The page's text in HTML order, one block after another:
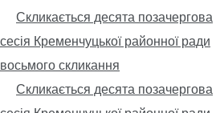
Скликається десята позачергова
сесія Кременчуцької районної ради
восьмого скликання
Скликається десята позачергова